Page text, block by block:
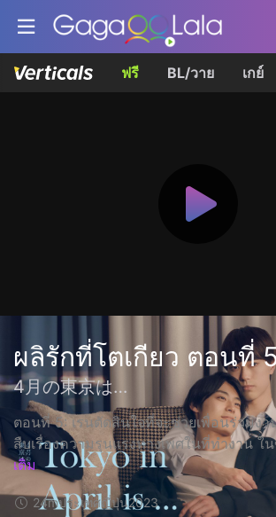
ฟรี BL/วาย เกย์
ผลิรักที่โตเกียว ตอนที่
4月の東京は…
ตอนที่ 5: เรนตัดสินใจที่จะช่วยเพื่อนร่วมงา
สืบเรื่องความรุนแรงทางเพศในที่ทำงาน ใ
เติม
24mประเทศญี่ปุ่น2023